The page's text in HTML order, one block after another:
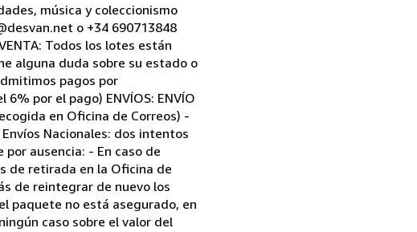
música y coleccionismo
o +34 690713848
Todos los lotes están
alguna duda sobre su estado o
pagos por
por el pago) ENVÍOS: ENVÍO
en Oficina de Correos) -
Nacionales: dos intentos
ausencia: - En caso de
de retirada en la Oficina de
de reintegrar de nuevo los
paquete no está asegurado, en
caso sobre el valor del